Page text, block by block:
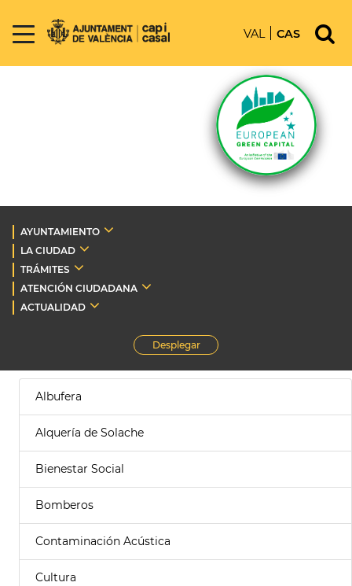
VAL CAS
AYUNTAMIENTO
LA CIUDAD
TRÁMITES
ATENCIÓN CIUDADANA
ACTUALIDAD
Desplegar
Albufera
Alquería de Solache
Bienestar Social
Bomberos
Contaminación Acústica
Cultura